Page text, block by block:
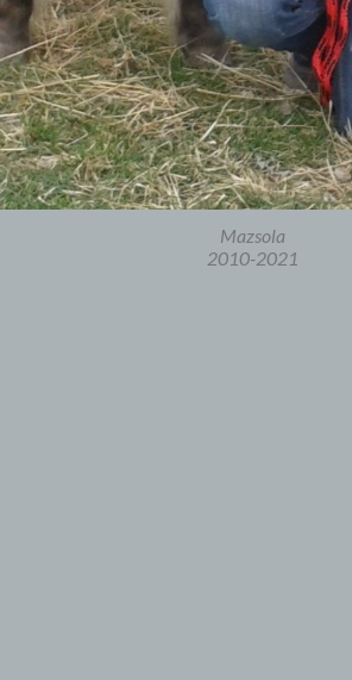
Mazsola
2010-2021